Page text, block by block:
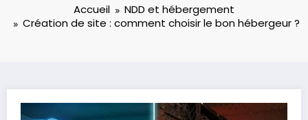
Accueil
NDD et hébergement
Création de site : comment choisir le bon hébergeur ?